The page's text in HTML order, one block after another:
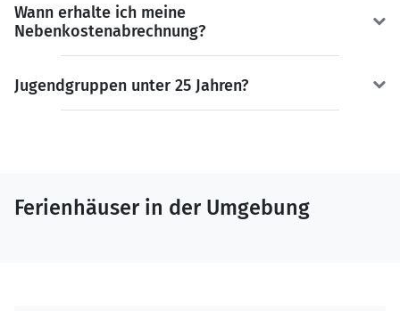
Wann erhalte ich meine
Nebenkostenabrechnung?
Jugendgruppen unter 25 Jahren?
Ferienhäuser in der Umgebung